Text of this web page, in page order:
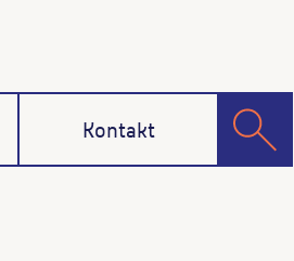
Kontakt